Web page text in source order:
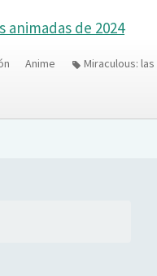
animadas de 2024
Anime Miraculous: